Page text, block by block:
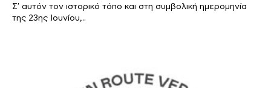
Σ' αυτόν τον ιστορικό τόπο και στη συμβολική ημερομηνία
της 23ης Ιουνίου,..